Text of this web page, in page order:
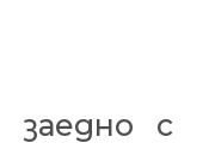
заедно с